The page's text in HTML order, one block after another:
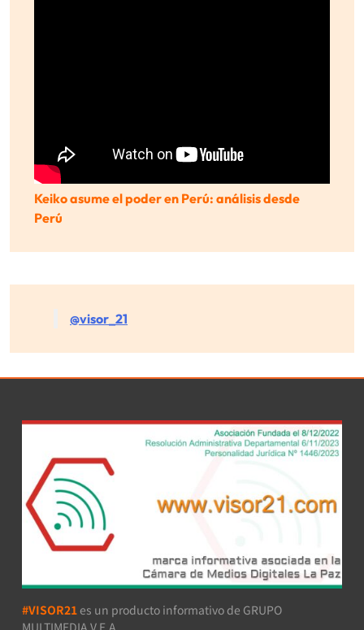
Keiko asume el poder en Perú: análisis desde
Perú
@visor_21
#VISOR21 es un producto informativo de GRUPO
MULTIMEDIA V.E.A.